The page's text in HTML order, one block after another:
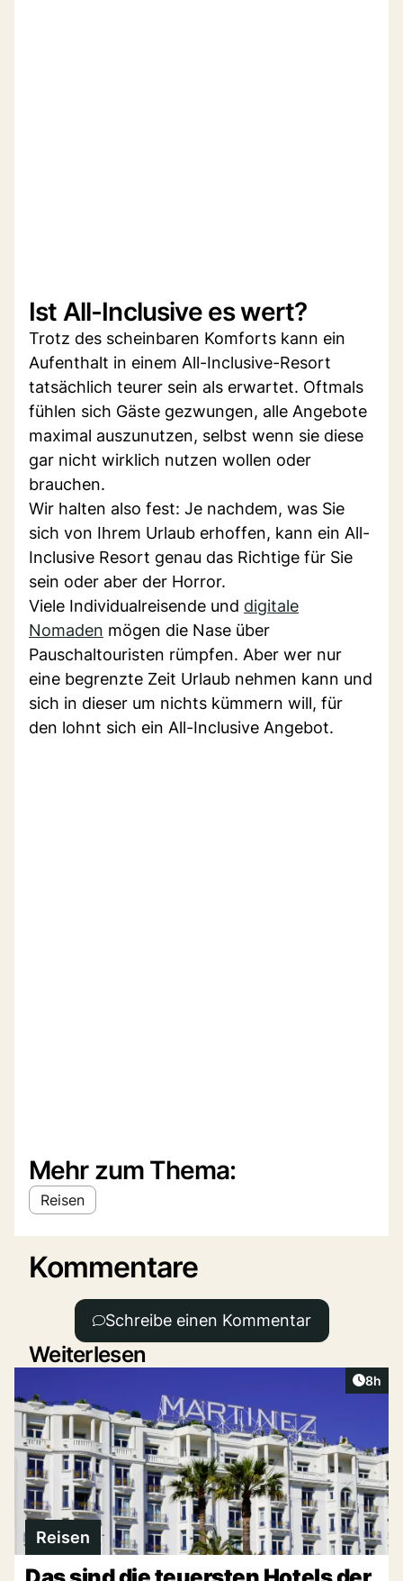
Ist All-Inclusive es wert?
Trotz des scheinbaren Komforts kann ein
Aufenthalt in einem All-Inclusive-Resort
tatsächlich teurer sein als erwartet. Oftmals
fühlen sich Gäste gezwungen, alle Angebote
maximal auszunutzen, selbst wenn sie diese
gar nicht wirklich nutzen wollen oder
brauchen.
Wir halten also fest: Je nachdem, was Sie
sich von Ihrem Urlaub erhoffen, kann ein All-
Inclusive Resort genau das Richtige für Sie
sein oder aber der Horror.
Viele Individualreisende und digitale
Nomaden mögen die Nase über
Pauschaltouristen rümpfen. Aber wer nur
eine begrenzte Zeit Urlaub nehmen kann und
sich in dieser um nichts kümmern will, für
den lohnt sich ein All-Inclusive Angebot.
Mehr zum Thema:
Reisen
Kommentare
Schreibe einen Kommentar
Weiterlesen
8h
Reisen